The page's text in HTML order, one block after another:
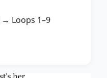
Loops 1–9